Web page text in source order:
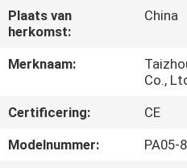
VIDEOS
ONGEVEER
FABRIEKSREIS
Plaats van
herkomst:
China
Merknaam:
Co.,
Certificering:
CE
Modelnummer:
PA05-8